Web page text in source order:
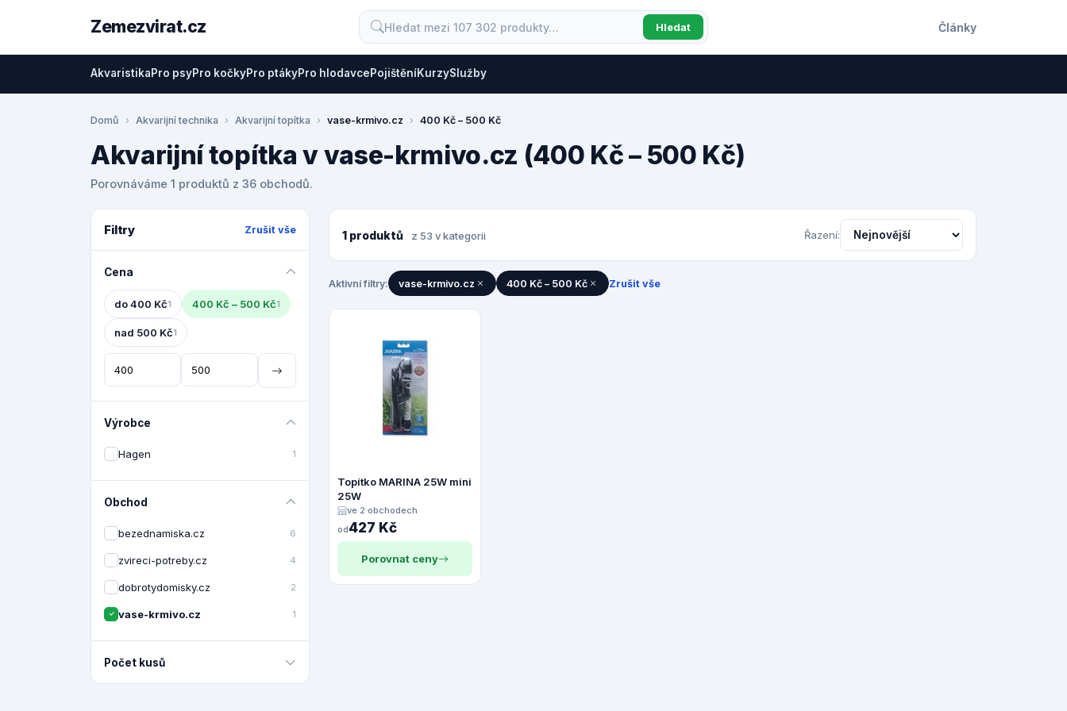
Zemezvirat.cz Hledat Články
AkvaristikaPro psyPro kočkyPro ptákyPro hlodavcePojištěníKurzySlužby
Domů Akvarijní technika Akvarijní topítka vase-krmivo.cz 400 Kč – 500 Kč
Akvarijní topítka v vase-krmivo.cz (400 Kč – 500 Kč)
Porovnáváme 1 produktů z 36 obchodů.
Filtry Zrušit vše
Cena
do 400 Kč1 400 Kč – 500 Kč1
nad 500 Kč1
Výrobce
Hagen 1
Obchod
bezednamiska.cz 6
zvireci-potreby.cz 4
dobrotydomisky.cz 2
vase-krmivo.cz 1
Počet kusů
1 produktů z 53 v kategorii Řazení:
Aktivní filtry: vase-krmivo.cz 400 Kč – 500 Kč Zrušit vše
Topítko MARINA 25W mini
25W
ve 2 obchodech
od427 Kč
Porovnat ceny